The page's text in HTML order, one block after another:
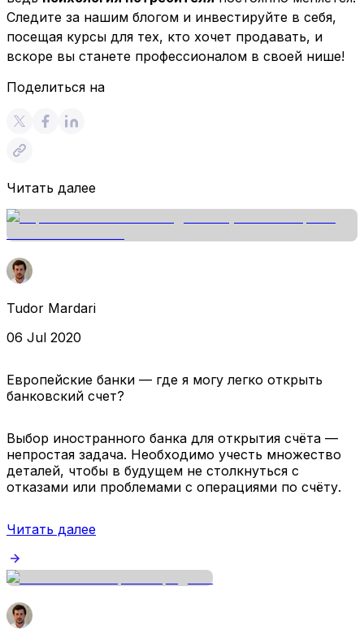
Следите за нашим блогом и инвестируйте в себя,
посещая курсы для тех, кто хочет продавать, и
вскоре вы станете профессионалом в своей нише!
Поделиться на
Читать далее
Tudor Mardari
06 Jul 2020
Европейские банки — где я могу легко открыть
банковский счет?
Выбор иностранного банка для открытия счёта —
непростая задача. Необходимо учесть множество
деталей, чтобы в будущем не столкнуться с
отказами или проблемами с операциями по счёту.
Читать далее